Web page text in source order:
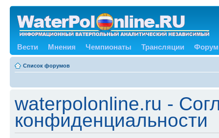
Вести Мнения Чемпионаты Трансляции Форум
Список форумов
waterpolonline.ru -
конфиденциальности